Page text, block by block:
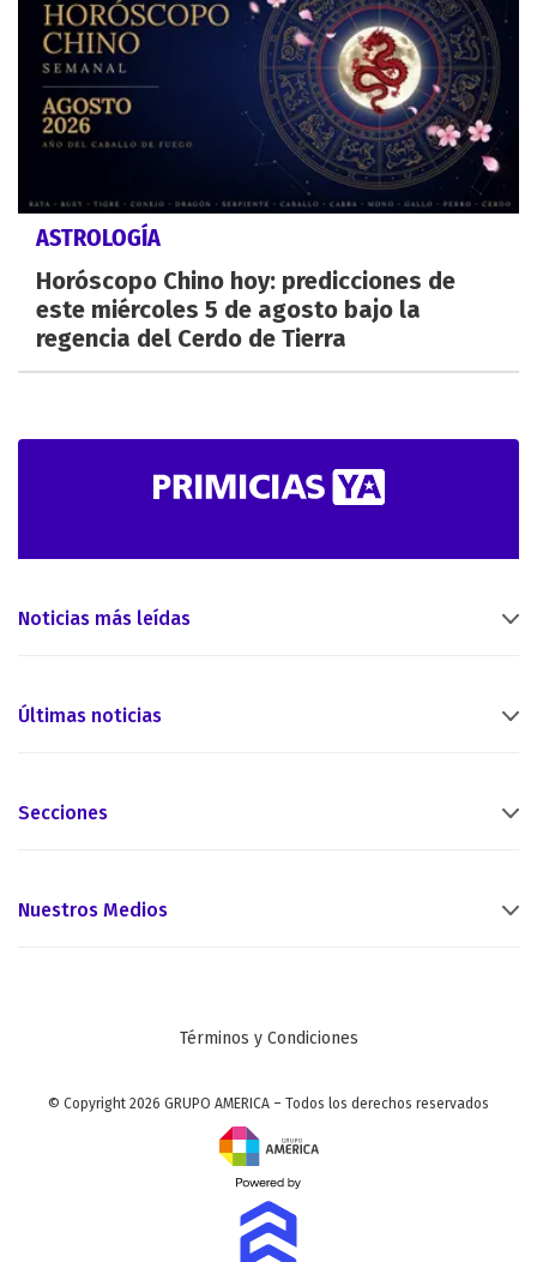
ASTROLOGÍA
Horóscopo Chino hoy: predicciones de
este miércoles 5 de agosto bajo la
regencia del Cerdo de Tierra
Noticias más leídas
Últimas noticias
Secciones
Nuestros Medios
Términos y Condiciones
© Copyright 2026 GRUPO AMERICA – Todos los derechos reservados